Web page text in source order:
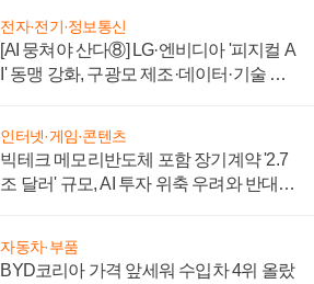
전자·전기·정보통신
[AI 뭉쳐야 산다⑧] LG·엔비디아 '피지컬 A
I' 동맹 강화, 구광모 제조·데이터·기술 결
인터넷·게임·콘텐츠
빅테크 메모리반도체 포함 장기계약 '2.7
조 달러' 규모, AI 투자 위축 우려와 반대
자동차·부품
BYD코리아 가격 앞세워 수입차 4위 올랐